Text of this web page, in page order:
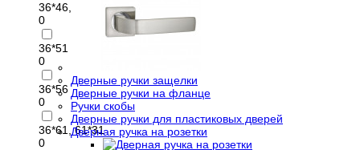
36*46, 46*36
0
36*51
0
36*56
0
36*61, 61*31
0
Дверные ручки защелки
Дверные ручки на фланце
Ручки скобы
Дверные ручки для пластиковых дверей
Дверная ручка на розетки